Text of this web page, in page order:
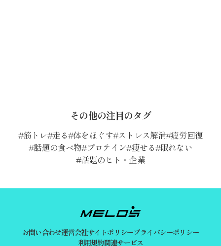
その他の注目のタグ
筋トレ 走る 体をほぐす ストレス解消 疲労回復
話題の食べ物 プロテイン 痩せる 眠れない
話題のヒト・企業
お問い合わせ運営会社サイトポリシープライバシーポリシー
利用規約関連サービス